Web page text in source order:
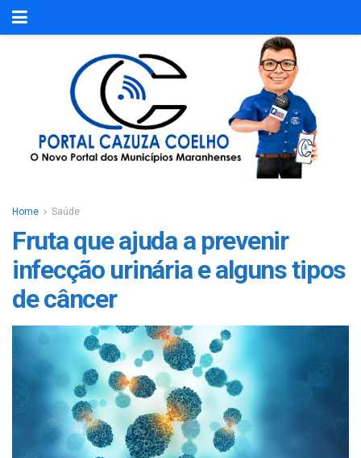
Home Saúde
Fruta que ajuda a prevenir
infecção urinária e alguns tipos
de câncer